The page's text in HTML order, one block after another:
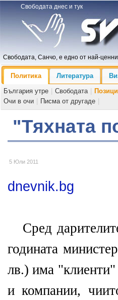
Свободата днес и тук
Свободата, Санчо, е едно от най-
Политика Литература
България утре
Свободата
Очи в очи
Писма от другаде
"Тяхната
5 Юли 2011
dnevnik.bg
Сред
годината
лв.) има "клиенти"
и компании,